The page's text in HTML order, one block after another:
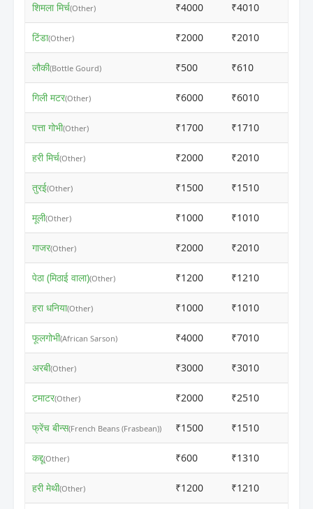
शिमला मिर्च(Other) ₹4000 ₹4010
टिंडा(Other) ₹2000 ₹2010
लौकी(Bottle Gourd) ₹500 ₹610
गिली मटर(Other) ₹6000 ₹6010
पत्ता गोभी(Other) ₹1700 ₹1710
हरी मिर्च(Other) ₹2000 ₹2010
तुरई(Other) ₹1500 ₹1510
मूली(Other) ₹1000 ₹1010
गाजर(Other) ₹2000 ₹2010
पेठा (मिठाई वाला)(Other) ₹1200 ₹1210
हरा धनिया(Other) ₹1000 ₹1010
फूलगोभी(African Sarson) ₹4000 ₹7010
अरबी(Other) ₹3000 ₹3010
टमाटर(Other) ₹2000 ₹2510
फ्रेंच बीन्स(French Beans (Frasbean)) ₹1500 ₹1510
कद्दू(Other) ₹600 ₹1310
हरी मेथी(Other) ₹1200 ₹1210